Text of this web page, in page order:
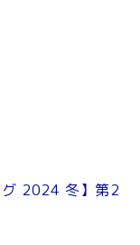
2024 冬】第2